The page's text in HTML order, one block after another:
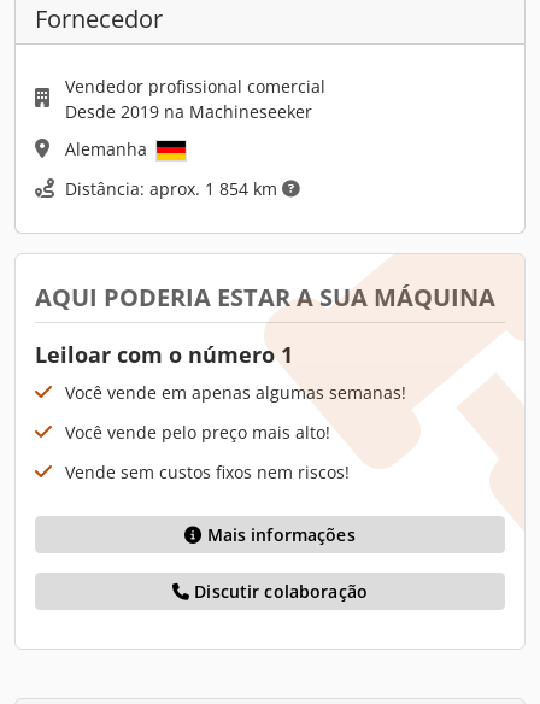
Fornecedor
Vendedor profissional comercial
Desde 2019 na Machineseeker
Alemanha
Distância: aprox. 1 854 km
AQUI PODERIA ESTAR A SUA MÁQUINA
Leiloar com o número 1
Você vende em apenas algumas semanas!
Você vende pelo preço mais alto!
Vende sem custos fixos nem riscos!
Mais informações
Discutir colaboração